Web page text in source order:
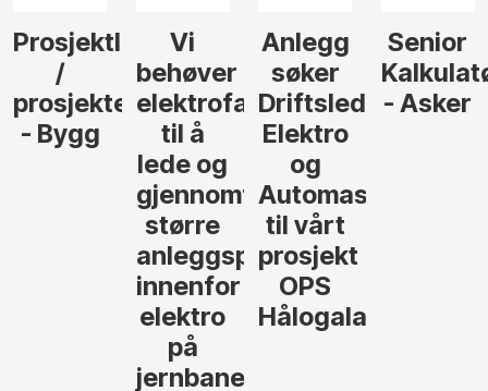
Anlegg
søker
Driftsleder
Elektro
Automasjon
Hålogalandsvegen
Senior
Kalkulatør
- Asker
Senior
Tilbudsleder
Anlegg
- Oslo